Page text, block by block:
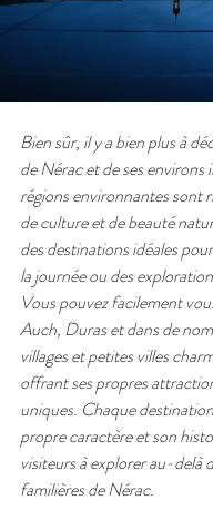
Bien sûr, il y a bien plus à
de Nérac et de ses environs
régions environnantes sont
de culture et de beauté
des destinations idéales
la journée ou des
Vous pouvez facilement
Auch, Duras et dans de
villages et petites villes
offrant ses propres
uniques. Chaque
propre caractère et son
visiteurs à explorer au-delà
familières de Nérac.